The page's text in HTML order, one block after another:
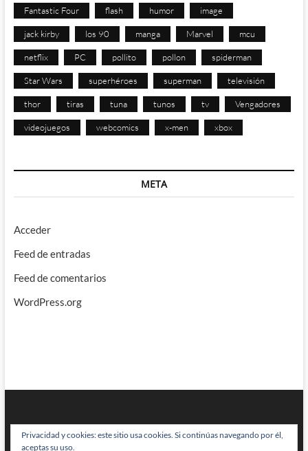
Fantastic Four flash humor image
jack kirby los 90 manga Marvel mcu
netflix PC pollito pollon spiderman
Star Wars superhéroes superman televisión
thor tiras tuna tunos tv Vengadores
videojuegos webcomics x-men xbox
META
Acceder
Feed de entradas
Feed de comentarios
WordPress.org
Privacidad y cookies: este sitio usa cookies. Si continúas navegando por él,
aceptas su uso.